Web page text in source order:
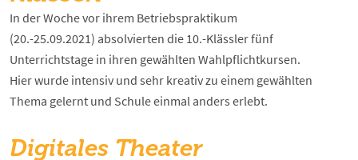
In der Woche vor ihrem Betriebspraktikum
(20.-25.09.2021) absolvierten die 10.-Klässler fünf
Unterrichtstage in ihren gewählten Wahlpflichtkursen.
Hier wurde intensiv und sehr kreativ zu einem gewählten
Thema gelernt und Schule einmal anders erlebt.
Digitales Theater